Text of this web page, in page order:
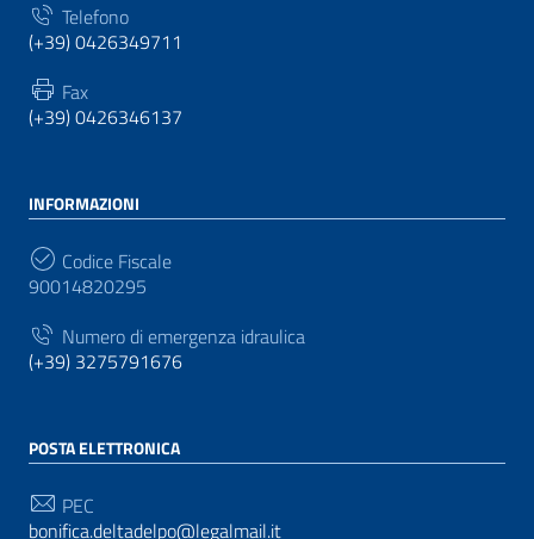
Telefono
(+39) 0426349711
Fax
(+39) 0426346137
INFORMAZIONI
Codice Fiscale
90014820295
Numero di emergenza idraulica
(+39) 3275791676
POSTA ELETTRONICA
PEC
bonifica.deltadelpo@legalmail.it